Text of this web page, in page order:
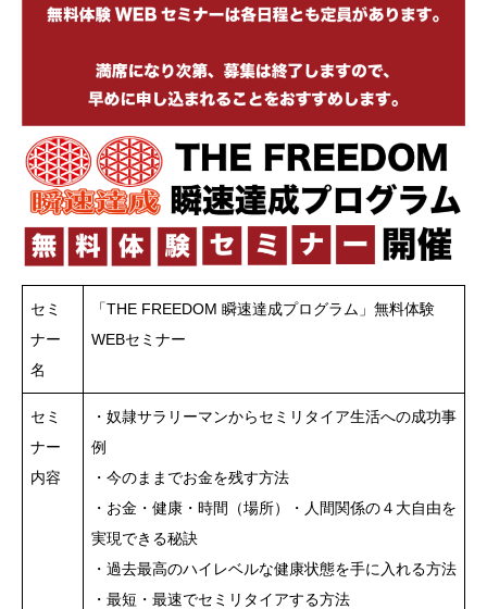
セミ
ナー
名
「THE FREEDOM 瞬速達成プログラム」無料体験
WEBセミナー
セミ
ナー
内容
・奴隷サラリーマンからセミリタイア生活への成功事
例
・今のままでお金を残す方法
・お金・健康・時間（場所）・人間関係の４大自由を
実現できる秘訣
・過去最高のハイレベルな健康状態を手に入れる方法
・最短・最速でセミリタイアする方法